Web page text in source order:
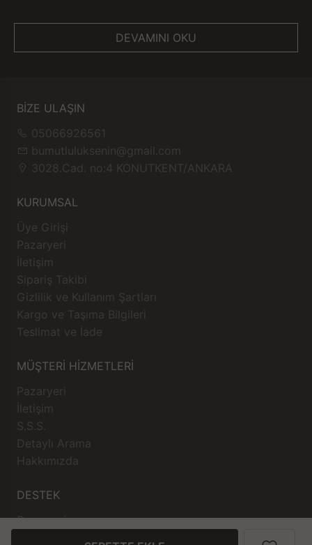
DEVAMINI OKU
BİZE ULAŞIN
05066926561
bumutluluksenin@gmail.com
3028.Cad. no:4 KONUTKENT/ANKARA
KURUMSAL
Üye Girişi
Pazaryeri
İletişim
Sipariş Takibi
Gizlilik ve Kullanım Şartları
Kargo ve Taşıma Bilgileri
Teslimat ve İade
MÜŞTERİ HİZMETLERİ
Pazaryeri
İletişim
S.S.S.
Detaylı Arama
Hakkımızda
DESTEK
Pazaryeri